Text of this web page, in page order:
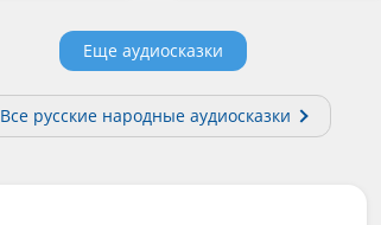
Еще аудиосказки
Все русские народные аудиосказки